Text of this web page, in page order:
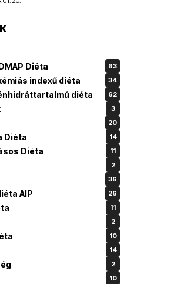
Diéta 63
indexű diéta 34
diéta 62
3
20
Diéta 14
Diéta 11
2
36
AIP 26
11
2
10
14
2
10